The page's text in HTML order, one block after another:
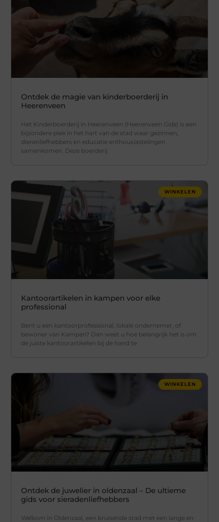
Ontdek de magie van kinderboerderij in
Heerenveen
Het Kinderboerderij in Heerenveen (Heerenveen Gids) is een
bijzondere plek in het hart van de stad waar gezinnen,
dierenliefhebbers en educatie enthousiastelingen
samenkomen. Deze boerderij
WINKELEN
Kantoorartikelen in kampen voor elke
professional
Bent u een kantoorprofessional, lokale ondernemer, of
bewoner van Kampen? Dan weet u hoe belangrijk het is om
de juiste kantoorartikelen bij de hand te
WINKELEN
Ontdek de juwelier in oldenzaal – De ultieme
gids voor sieradenliefhebbers
Welkom in Oldenzaal, een bruisende stad met een lange en